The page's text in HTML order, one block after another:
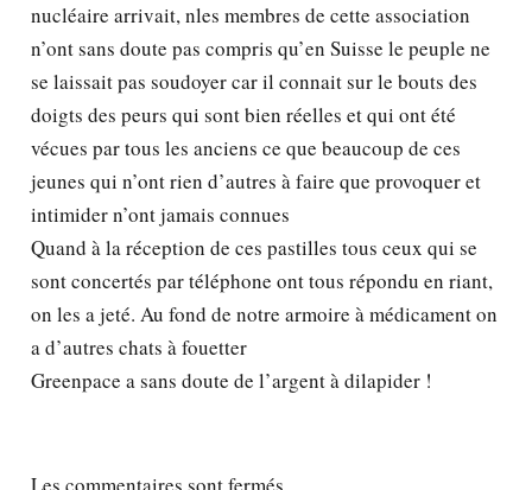
nucléaire arrivait, nles membres de cette association
n’ont sans doute pas compris qu’en Suisse le peuple ne
se laissait pas soudoyer car il connait sur le bouts des
doigts des peurs qui sont bien réelles et qui ont été
vécues par tous les anciens ce que beaucoup de ces
jeunes qui n’ont rien d’autres à faire que provoquer et
intimider n’ont jamais connues
Quand à la réception de ces pastilles tous ceux qui se
sont concertés par téléphone ont tous répondu en riant,
on les a jeté. Au fond de notre armoire à médicament on
a d’autres chats à fouetter
Greenpace a sans doute de l’argent à dilapider !
Les commentaires sont fermés.